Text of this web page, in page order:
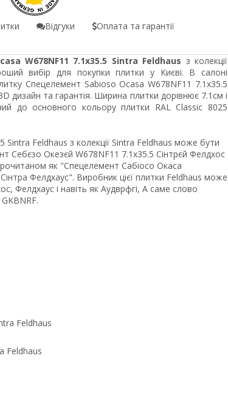
Відгуки
Оплата та гарантії
W678NF11 7.1x35.5 Sintra Feldhaus з колекції
вибір для покупки плитки у Києві. В салоні
Спецелемент Sabioso Ocasa W678NF11 7.1x35.5
дизайн та гарантія. Ширина плитки дорівнює 7.1см і
до основного кольору плитки RAL Classic 8025
Feldhaus з колекції Sintra Feldhaus може бути
Себєзо Окезєй W678NF11 7.1x35.5 Сінтрєй Фелдхос
як "Спецелемент Сабіосо Окаса
Фелдхаус". Виробник цієї плитки Feldhaus може
Фелдхаус і навіть як Аудврфгі, А саме слово
Feldhaus